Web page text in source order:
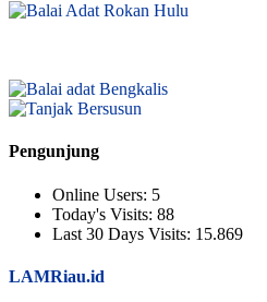
Pengunjung
Online Users: 5
Today's Visits: 88
Last 30 Days Visits: 15.869
LAMRiau.id